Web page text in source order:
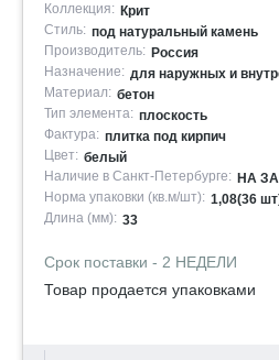
Коллекция: Крит
Стиль: под натуральный камень
Производитель: Россия
Назначение: для наружных и
Материал: бетон
Тип элемента: плоскость
Фактура: плитка под кирпич
Цвет: белый
Наличие в Санкт-Петербурге: НА
Норма упаковки (кв.м/шт): 1,08(36
Длина (мм): 33
Срок поставки - 2 НЕДЕЛИ
Товар продается упаковками